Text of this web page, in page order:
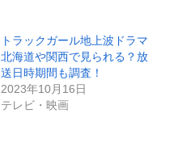
トラックガール地上波ドラマ
北海道や関西で見られる？放
送日時期間も調査！
2023年10月16日
テレビ・映画